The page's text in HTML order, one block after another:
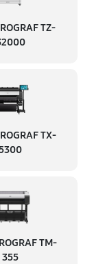
TZ-
TX-
TM-
355